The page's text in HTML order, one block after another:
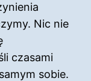
Nic nie
czasami
sobie.